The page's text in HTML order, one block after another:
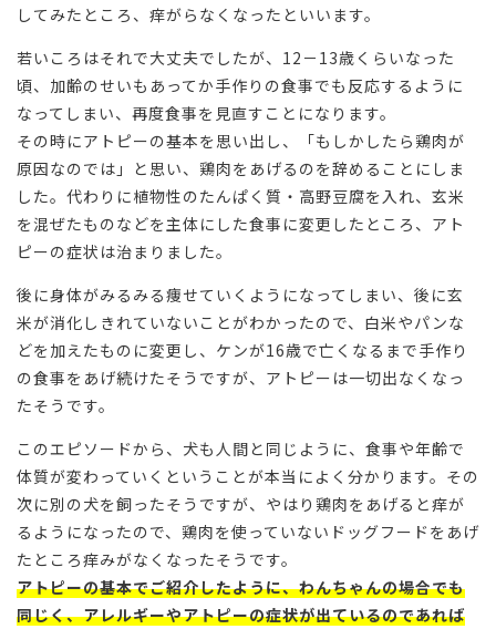
してみたところ、痒がらなくなったといいます。
若いころはそれで大丈夫でしたが、12－13歳くらいなった
頃、加齢のせいもあってか手作りの食事でも反応するように
なってしまい、再度食事を見直すことになります。
その時にアトピーの基本を思い出し、「もしかしたら鶏肉が
原因なのでは」と思い、鶏肉をあげるのを辞めることにしま
した。代わりに植物性のたんぱく質・高野豆腐を入れ、玄米
を混ぜたものなどを主体にした食事に変更したところ、アト
ピーの症状は治まりました。
後に身体がみるみる痩せていくようになってしまい、後に玄
米が消化しきれていないことがわかったので、白米やパンな
どを加えたものに変更し、ケンが16歳で亡くなるまで手作り
の食事をあげ続けたそうですが、アトピーは一切出なくなっ
たそうです。
このエピソードから、犬も人間と同じように、食事や年齢で
体質が変わっていくということが本当によく分かります。その
次に別の犬を飼ったそうですが、やはり鶏肉をあげると痒が
るようになったので、鶏肉を使っていないドッグフードをあげ
たところ痒みがなくなったそうです。
アトピーの基本でご紹介したように、わんちゃんの場合でも
同じく、アレルギーやアトピーの症状が出ているのであれば